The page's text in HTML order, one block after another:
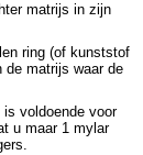
matrijs in zijn
ring (of kunststof
de matrijs waar de
voldoende voor
1 mylar